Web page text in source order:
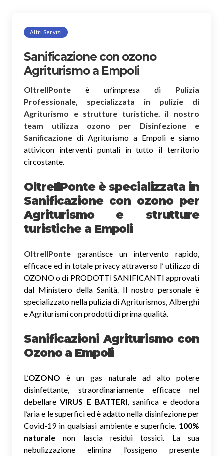
Altri Servizi
Sanificazione con ozono
Agriturismo a Empoli
OltreIlPonte è un’impresa di Pulizia
Professionale, specializzata in pulizie di
Agriturismo e strutture turistiche. il nostro
team utilizza ozono per Disinfezione e
Sanificazione di Agriturismo a Empoli e siamo
attivicon interventi puntali in tutto il territorio
circostante.
OltreIlPonte è specializzata in
Sanificazione con ozono per
Agriturismo e strutture
turistiche a Empoli
OltreIlPonte garantisce un intervento rapido,
efficace ed in totale privacy attraverso l’ utilizzo di
OZONO o di PRODOTTI SANIFICANTI approvati
dal Ministero della Sanità. Il nostro personale è
specializzato nella pulizia di Agriturismos, Alberghi
e Agriturismi con prodotti di prima qualità.
Sanificazioni Agriturismo con
Ozonoa Empoli
L’OZONO è un gas naturale ad alto potere
disinfettante, straordinariamente efficace nel
debellareVIRUS E BATTERI, sanifica e deodora
l’aria e le superfici ed è adatto nella disinfezione per
Covid-19 in qualsiasi ambiente e superficie. 100%
naturale non lascia residui tossici. La sua
nebulizzazione elimina l’ossigeno presente